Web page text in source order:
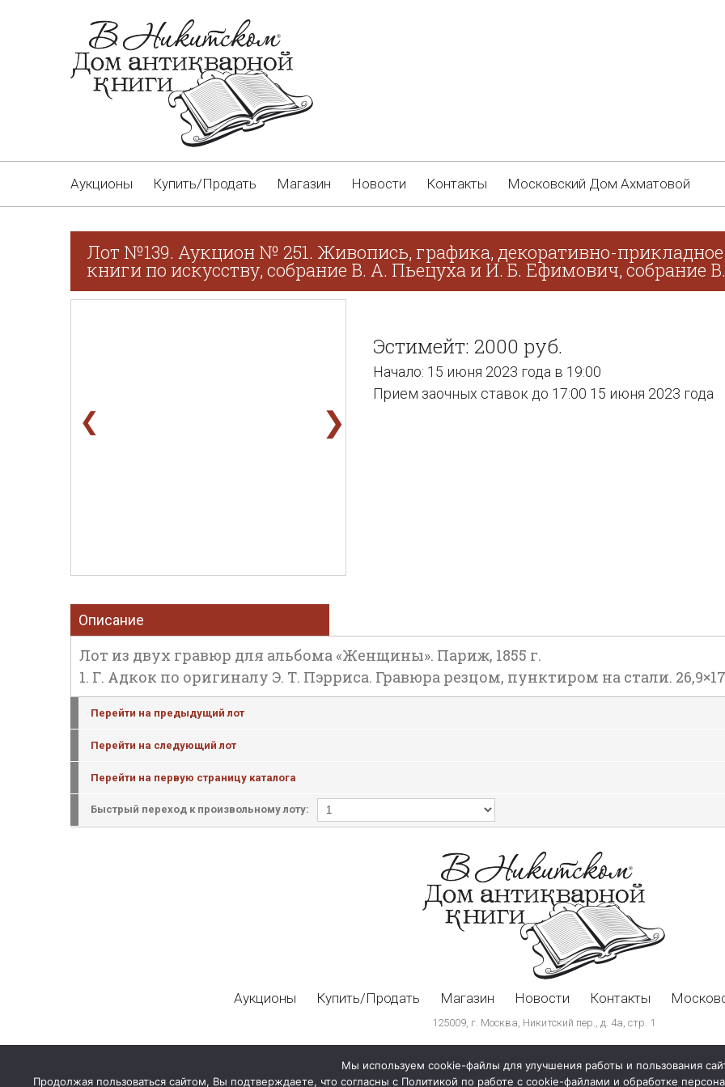
Аукционы Купить/Продать Магазин Новости Контакты Московский Дом Ахматовой
Лот №139. Аукцион № 251. Живопись, графика, декоративно-прикладное
книги по искусству, собрание В. А. Пьецуха и И. Б. Ефимович, собрание
❮ ❯
Эстимейт: 2000 руб.
Начало: 15 июня 2023 года в 19:00
Прием заочных ставок до 17:00 15 июня 2023 года
Описание
Лот из двух гравюр для альбома «Женщины». Париж, 1855 г.
1. Г. Адкок по оригиналу Э. Т. Пэрриса. Гравюра резцом, пунктиром на стали.
Перейти на предыдущий лот
Перейти на следующий лот
Перейти на первую страницу каталога
Быстрый переход к произвольному лоту:
Аукционы Купить/Продать Магазин Новости Контакты
125009, г. Москва, Никитский пер., д. 4а, стр. 1
Мы используем cookie-файлы для улучшения работы и пользования
Продолжая пользоваться сайтом, Вы подтверждаете, что согласны с Политикой по работе с cookie-файлами и обработке